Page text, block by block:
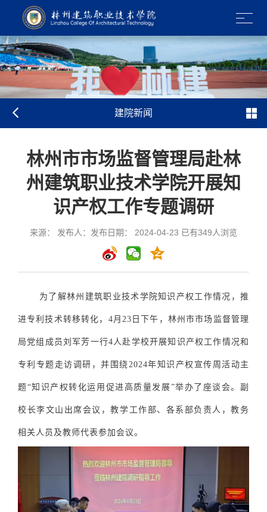
建院新闻
林州市市场监督管理局赴林
州建筑职业技术学院开展知
识产权工作专题调研
来源： 发布人：发布日期： 2024-04-23 已有349 人浏览
为了解林州建筑职业技术学院知识产权工作情况，推
进专利技术转移转化，4月23日下午，林州市市场监督管理
局党组成员刘军芳一行4人赴学校开展知识产权工作情况和
专利专题走访调研，并围绕2024年知识产权宣传周活动主
题“知识产权转化运用促进高质量发展”举办了座谈会。副
校长李文山出席会议，教学工作部、 各系部负责人，教务
相关人员及教师代表参加会议。